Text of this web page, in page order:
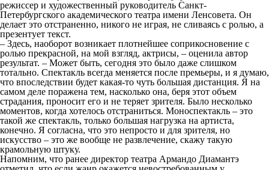
режиссер и художественный руководитель Санкт-
Петербургского академического театра имени Ленсовета. Он
делает это отстраненно, никого не играя, не сливаясь с ролью, а
презентует текст.
– Здесь, наоборот возникает плотнейшее соприкосновение с
ролью прекрасной, на мой взгляд, актрисы, – оценила автор
результат. – Может быть, сегодня это было даже слишком
тотально. Спектакль всегда меняется после премьеры, и я думаю,
что впоследствии будет какая-то чуть большая дистанция. Я на
самом деле поражена тем, насколько она, беря этот объем
страдания, проносит его и не теряет зрителя. Было несколько
моментов, когда хотелось отстраниться. Моноспектакль – это
такой же спектакль, только большая нагрузка на артиста,
конечно. Я согласна, что это непросто и для зрителя, но
искусство – это же вообще не развлечение, скажу такую
крамольную штуку.
Напомним, что ранее директор театра Армандо Диамантэ